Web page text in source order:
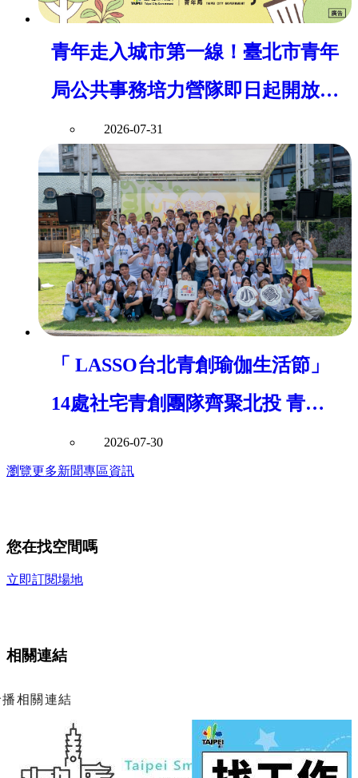
青年走入城市第一線！臺北市青年
局公共事務培力營隊即日起開放報
名
2026-07-31
「 LASSO台北青創瑜伽生活節」
14處社宅青創團隊齊聚北投 青年
局串聯青年創意打造社區共好新風
景
2026-07-30
瀏覽更多新聞專區資訊
您在找空間嗎
立即訂閱場地
相關連結
相關連結